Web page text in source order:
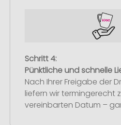
Schritt 4:
Pünktliche und schnelle
Nach Ihrer Freigabe der
liefern wir termingerecht
vereinbarten Datum –